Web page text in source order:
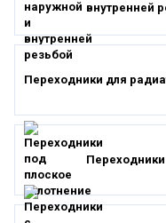
внутренней
Переходники для